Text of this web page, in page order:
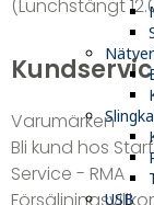
USB
(Lunchstängt
Varumärken
Bli kund hos
Service - RMA